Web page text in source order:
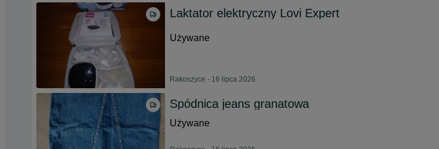
Laktator elektryczny Lovi Expert
Używane
Rakoszyce - 16 lipca 2026
Spódnica jeans granatowa
Używane